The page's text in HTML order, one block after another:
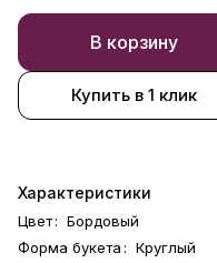
В корзину
Купить в 1 клик
Характеристики
Цвет: Бордовый
Форма букета : Круглый